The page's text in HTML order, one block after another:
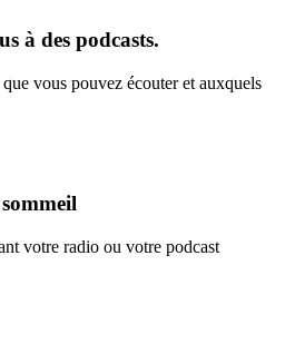
à des podcasts.
vous pouvez écouter et auxquels
votre radio ou votre podcast